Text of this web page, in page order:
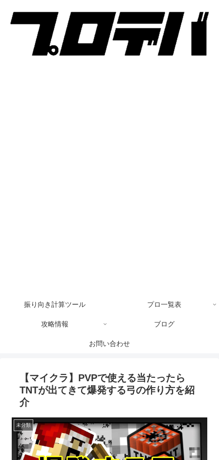
振り向き計算ツール プロ一覧表
攻略情報 ブログ
お問い合わせ
【マイクラ】PVPで使える当たったら
TNTが出てきて爆発する弓の作り方を紹
介
未分類